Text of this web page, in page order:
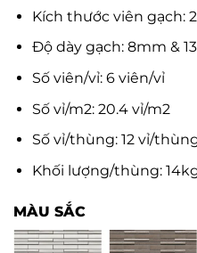
Kích thước viên gạch:
Độ dày gạch: 8mm &
Số viên/vỉ: 6 viên/vỉ
Số vỉ/m2: 20.4 vỉ/m2
Số vỉ/thùng: 12 vỉ/
Khối lượng/thùng:
MÀU SẮC